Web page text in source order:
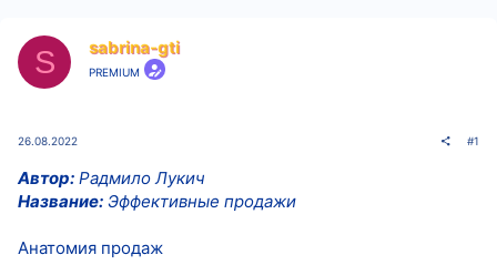
а
S sabrina-gti
PREMIUM
26.08.2022 #1
Автор: Радмило Лукич
Название: Эффективные продажи
Анатомия продаж